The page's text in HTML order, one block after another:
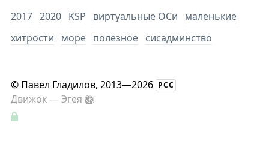
2017 2020 KSP виртуальные ОСи
маленькие
хитрости
море полезное сисадминство
© Павел Гладилов, 2013—2026 РСС
Движок —Эгея